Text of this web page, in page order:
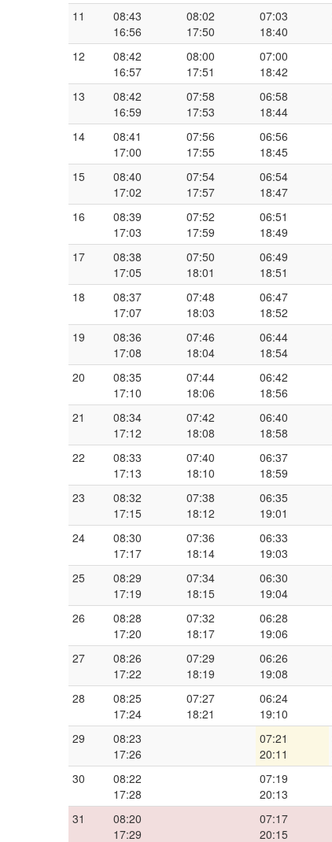
11
08:43
16:56
08:02
17:50
07:03
18:40
12
08:42
16:57
08:00
17:51
07:00
18:42
13
08:42
16:59
07:58
17:53
06:58
18:44
14
08:41
17:00
07:56
17:55
06:56
18:45
15
08:40
17:02
07:54
17:57
06:54
18:47
16
08:39
17:03
07:52
17:59
06:51
18:49
17
08:38
17:05
07:50
18:01
06:49
18:51
18
08:37
17:07
07:48
18:03
06:47
18:52
19
08:36
17:08
07:46
18:04
06:44
18:54
20
08:35
17:10
07:44
18:06
06:42
18:56
21
08:34
17:12
07:42
18:08
06:40
18:58
22
08:33
17:13
07:40
18:10
06:37
18:59
23
08:32
17:15
07:38
18:12
06:35
19:01
24
08:30
17:17
07:36
18:14
06:33
19:03
25
08:29
17:19
07:34
18:15
06:30
19:04
26
08:28
17:20
07:32
18:17
06:28
19:06
27
08:26
17:22
07:29
18:19
06:26
19:08
28
08:25
17:24
07:27
18:21
06:24
19:10
29
08:23
17:26
07:21
20:11
30
08:22
17:28
07:19
20:13
31
08:20
17:29
07:17
20:15